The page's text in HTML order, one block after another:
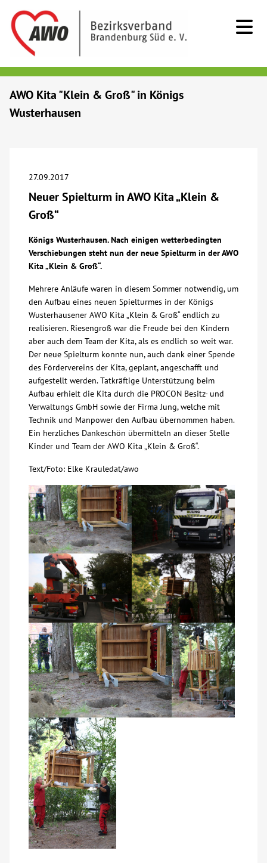
Senioren
Begegnung
Bildung
Über uns
Veranstaltungen
Spenden
Mitmachen
Karriere
Glossar
Suche
Kontakt
AWO BB Süd
AWO Kita "Klein & Groß" in Königs
Wusterhausen
27.09.2017
Neuer Spielturm in AWO Kita „Klein &
Groß“
Königs Wusterhausen. Nach einigen wetterbedingten
Verschiebungen steht nun der neue Spielturm in der AWO
Kita „Klein & Groß“.
Mehrere Anläufe waren in diesem Sommer notwendig, um
den Aufbau eines neuen Spielturmes in der Königs
Wusterhausener AWO Kita „Klein & Groß“ endlich zu
realisieren. Riesengroß war die Freude bei den Kindern
aber auch dem Team der Kita, als es endlich so weit war.
Der neue Spielturm konnte nun, auch dank einer Spende
des Fördervereins der Kita, geplant, angeschafft und
aufgestellt werden. Tatkräftige Unterstützung beim
Aufbau erhielt die Kita durch die PROCON Besitz- und
Verwaltungs GmbH sowie der Firma Jung, welche mit
Technik und Manpower den Aufbau übernommen haben.
Ein herzliches Dankeschön übermitteln an dieser Stelle
Kinder und Team der AWO Kita „Klein & Groß“.
Text/Foto: Elke Krauledat/awo